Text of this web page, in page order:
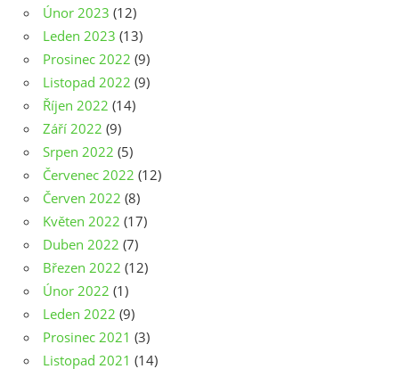
Únor 2023 (12)
Leden 2023 (13)
Prosinec 2022 (9)
Listopad 2022 (9)
Říjen 2022 (14)
Září 2022 (9)
Srpen 2022 (5)
Červenec 2022 (12)
Červen 2022 (8)
Květen 2022 (17)
Duben 2022 (7)
Březen 2022 (12)
Únor 2022 (1)
Leden 2022 (9)
Prosinec 2021 (3)
Listopad 2021 (14)